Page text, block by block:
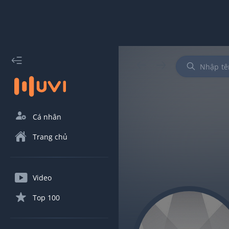
Cá nhân
Trang chủ
Video
Top 100